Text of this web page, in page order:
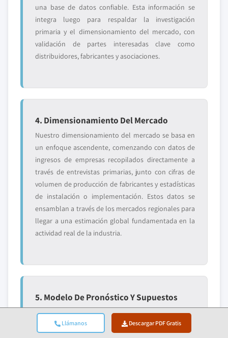
Llámanos Descargar PDF Gratis
una base de datos confiable. Esta información se
integra luego para respaldar la investigación
primaria y el dimensionamiento del mercado, con
validación de partes interesadas clave como
distribuidores, fabricantes y asociaciones.
4. Dimensionamiento Del Mercado
Nuestro dimensionamiento del mercado se basa en
un enfoque ascendente, comenzando con datos de
ingresos de empresas recopilados directamente a
través de entrevistas primarias, junto con cifras de
volumen de producción de fabricantes y estadísticas
de instalación o implementación. Estos datos se
ensamblan a través de los mercados regionales para
llegar a una estimación global fundamentada en la
actividad real de la industria.
5. Modelo De Pronóstico Y Supuestos
Clave
Cada pronóstico incluye documentación explícita de: